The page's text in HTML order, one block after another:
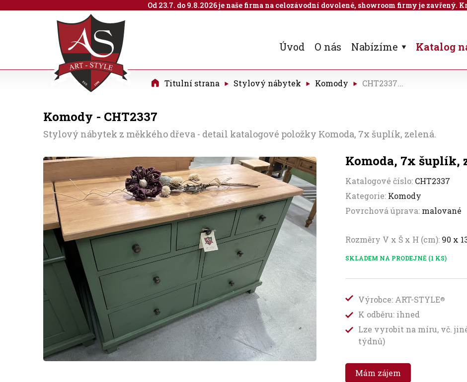
Úvod O nás Nabízíme Katalog
Komody - CHT2337
Stylový nábytek z měkkého dřeva - detail katalogové položky Komoda, 7x šuplík, zelená.
Titulní strana Stylový nábytek Komody CHT2337...
Komoda, 7x šuplík,
Katalogové číslo: CHT2337
Kategorie: Komody
Povrchová úprava: malované
Rozměry V x Š x H (cm): 90 x
SKLADEM NA PRODEJNĚ (1 KS)
Výrobce: ART-STYLE®
K odběru: ihned
Lze vyrobit na míru, vč.
týdnů)
Mám zájem
Od 23.7. do 9.8.2026 je naše firma na celozávodní dovolené, showroom firmy je zavřený.